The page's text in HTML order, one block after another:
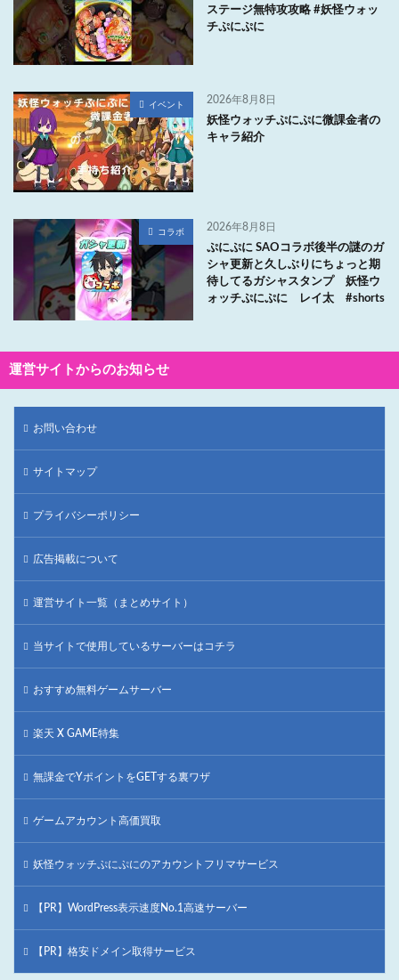
ステージ無特攻攻略 #妖怪ウォッ
チぷにぷに
イベント 2026年8月8日
妖怪ウォッチぷにぷに微課金者の
キャラ紹介
コラボ 2026年8月8日
ぷにぷに SAOコラボ後半の謎のガ
シャ更新と久しぶりにちょっと期
待してるガシャスタンプ 妖怪ウ
ォッチぷにぷに レイ太 #shorts
運営サイトからのお知らせ
お問い合わせ
サイトマップ
プライバシーポリシー
広告掲載について
運営サイト一覧（まとめサイト）
当サイトで使用しているサーバーはコチラ
おすすめ無料ゲームサーバー
楽天 X GAME特集
無課金でYポイントをGETする裏ワザ
ゲームアカウント高価買取
妖怪ウォッチぷにぷにのアカウントフリマサービス
【PR】WordPress表示速度No.1高速サーバー
【PR】格安ドメイン取得サービス